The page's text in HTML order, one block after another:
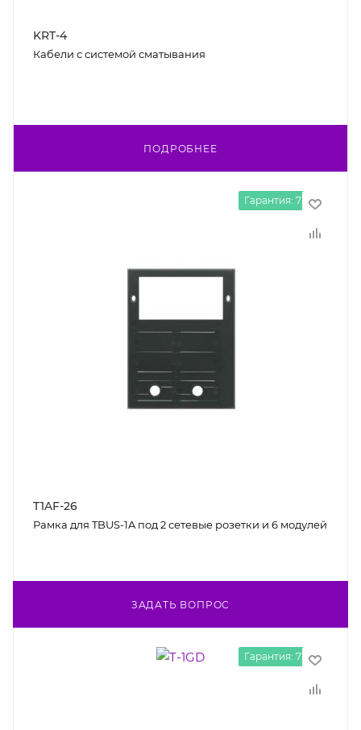
KRT-4
Кабели с системой сматывания
ПОДРОБНЕЕ
Гарантия: 7 лет
T1AF-26
Рамка для TBUS-1A под 2 сетевые розетки и 6 модулей
ЗАДАТЬ ВОПРОС
Гарантия: 7 лет